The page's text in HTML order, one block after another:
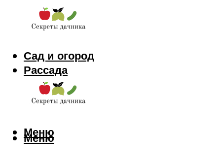
Сад и огород
Рассада
Цветы
Заготовки
Меню
Меню